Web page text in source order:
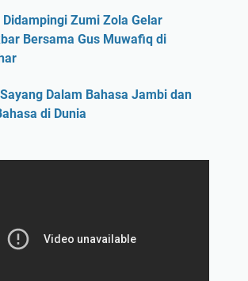
Didampingi Zumi Zola Gelar
Bersama Gus Muwafiq di
Dalam Bahasa Jambi dan
di Dunia